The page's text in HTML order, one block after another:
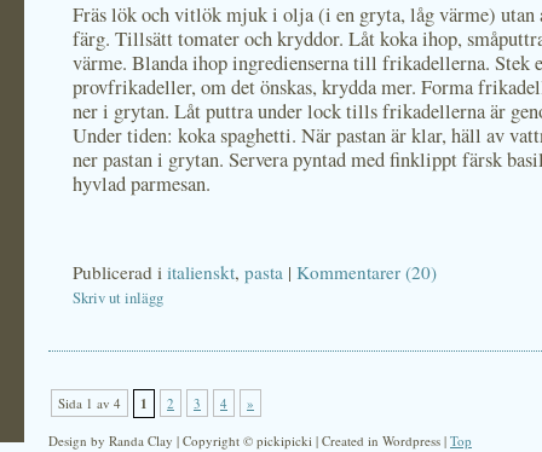
Fräs lök och vitlök mjuk i olja (i en gryta, låg värme) utan
färg. Tillsätt tomater och kryddor. Låt koka ihop,
värme. Blanda ihop ingredienserna till frikadellerna. Stek
provfrikadeller, om det önskas, krydda mer. Forma
ner i grytan. Låt puttra under lock tills frikadellerna är
Under tiden: koka spaghetti. När pastan är klar, häll av
ner pastan i grytan. Servera pyntad med finklippt färsk
hyvlad parmesan.
Publicerad i italienskt, pasta | Kommentarer (20)
Skriv ut inlägg
Sida 1 av 4 1 2 3 4 »
Design by Randa Clay | Copyright © pickipicki | Created in Wordpress | Top